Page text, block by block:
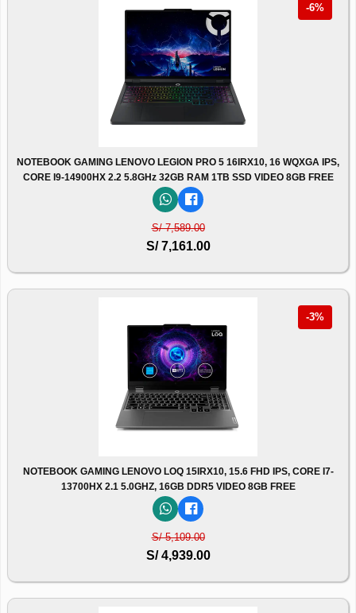
-6%
NOTEBOOK GAMING LENOVO LEGION PRO 5 16IRX10, 16 WQXGA IPS,
CORE I9-14900HX 2.2 5.8GHz 32GB RAM 1TB SSD VIDEO 8GB FREE
S/ 7,589.00
S/ 7,161.00
-3%
NOTEBOOK GAMING LENOVO LOQ 15IRX10, 15.6 FHD IPS, CORE I7-
13700HX 2.1 5.0GHZ, 16GB DDR5 VIDEO 8GB FREE
S/ 5,109.00
S/ 4,939.00